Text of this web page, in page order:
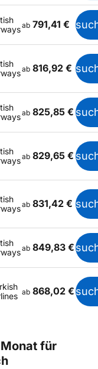
ab 791,41 €
ab 816,92 €
ab 825,85 €
ab 829,65 €
ab 831,42 €
ab 849,83 €
ab 868,02 €
für